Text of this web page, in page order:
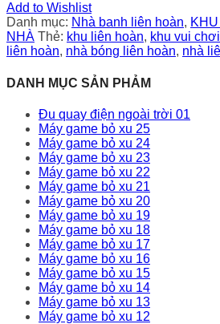
Add to Wishlist
Danh mục: Nhà banh liên hoàn,
NHÀ Thẻ: khu liên hoàn, khu vui
liên hoàn, nhà bóng liên hoàn, nhà
DANH MỤC SẢN PHẢM
Đu quay điện ngoài trời 01
Máy game bỏ xu 25
Máy game bỏ xu 24
Máy game bỏ xu 23
Máy game bỏ xu 22
Máy game bỏ xu 21
Máy game bỏ xu 20
Máy game bỏ xu 19
Máy game bỏ xu 18
Máy game bỏ xu 17
Máy game bỏ xu 16
Máy game bỏ xu 15
Máy game bỏ xu 14
Máy game bỏ xu 13
Máy game bỏ xu 12